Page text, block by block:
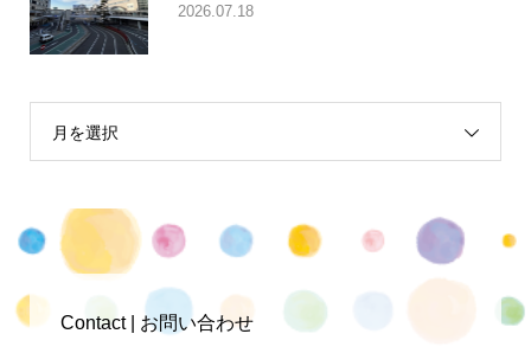
2026.07.18
月を選択
Contact | お問い合わせ